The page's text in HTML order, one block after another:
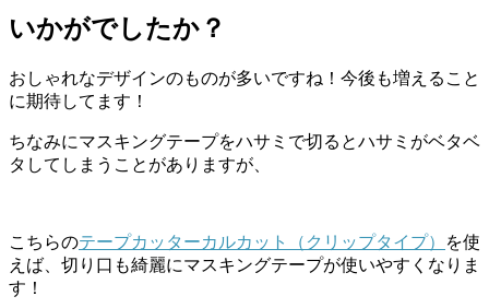
いかがでしたか？
おしゃれなデザインのものが多いですね！今後も増えること
に期待してます！
ちなみにマスキングテープをハサミで切るとハサミがベタベ
タしてしまうことがありますが、
こちらのテープカッターカルカット（クリップタイプ）
を使
えば、切り口も綺麗にマスキングテープが使いやすくなりま
す！